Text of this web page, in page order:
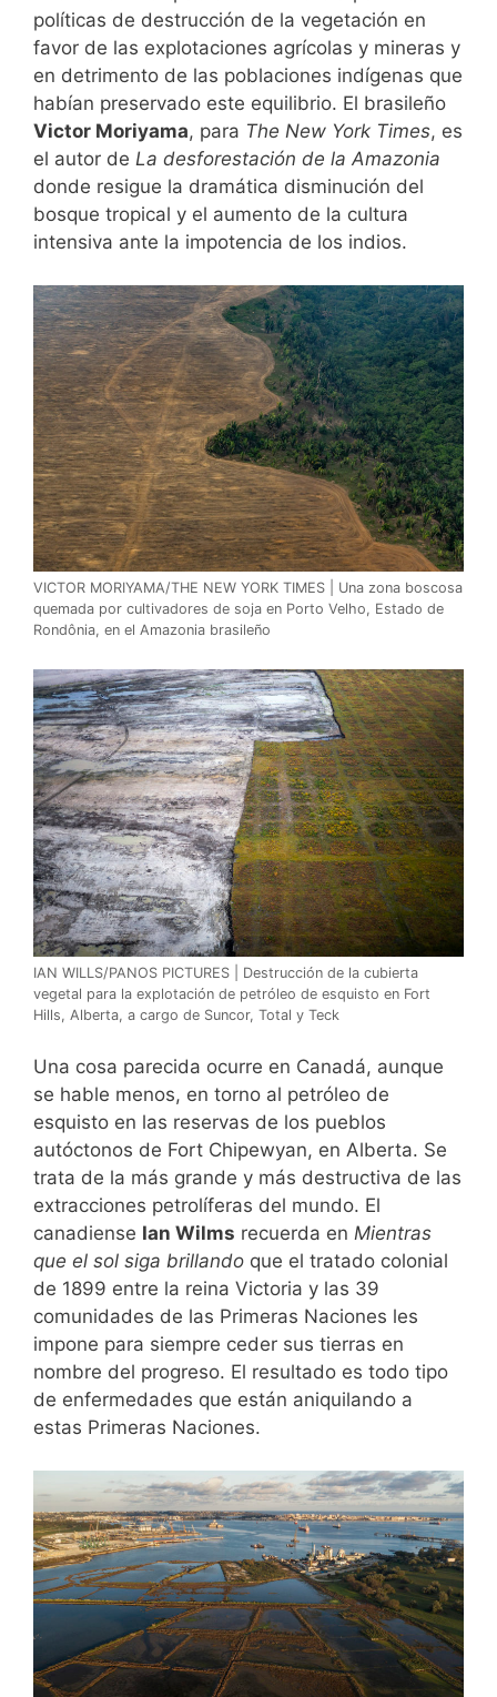
políticas de destrucción de la vegetación en
favor de las explotaciones agrícolas y mineras y
en detrimento de las poblaciones indígenas que
habían preservado este equilibrio. El brasileño
Victor Moriyama, para The New York Times, es
el autor de La desforestación de la Amazonia
donde resigue la dramática disminución del
bosque tropical y el aumento de la cultura
intensiva ante la impotencia de los indios.
VICTOR MORIYAMA/THE NEW YORK TIMES | Una zona boscosa
quemada por cultivadores de soja en Porto Velho, Estado de
Rondônia, en el Amazonia brasileño
IAN WILLS/PANOS PICTURES | Destrucción de la cubierta
vegetal para la explotación de petróleo de esquisto en Fort
Hills, Alberta, a cargo de Suncor, Total y Teck
Una cosa parecida ocurre en Canadá, aunque
se hable menos, en torno al petróleo de
esquisto en las reservas de los pueblos
autóctonos de Fort Chipewyan, en Alberta. Se
trata de la más grande y más destructiva de las
extracciones petrolíferas del mundo. El
canadiense Ian Wilms recuerda en Mientras
que el sol siga brillando que el tratado colonial
de 1899 entre la reina Victoria y las 39
comunidades de las Primeras Naciones les
impone para siempre ceder sus tierras en
nombre del progreso. El resultado es todo tipo
de enfermedades que están aniquilando a
estas Primeras Naciones.